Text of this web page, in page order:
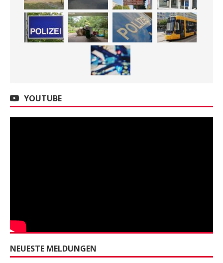
YOUTUBE
NEUESTE MELDUNGEN